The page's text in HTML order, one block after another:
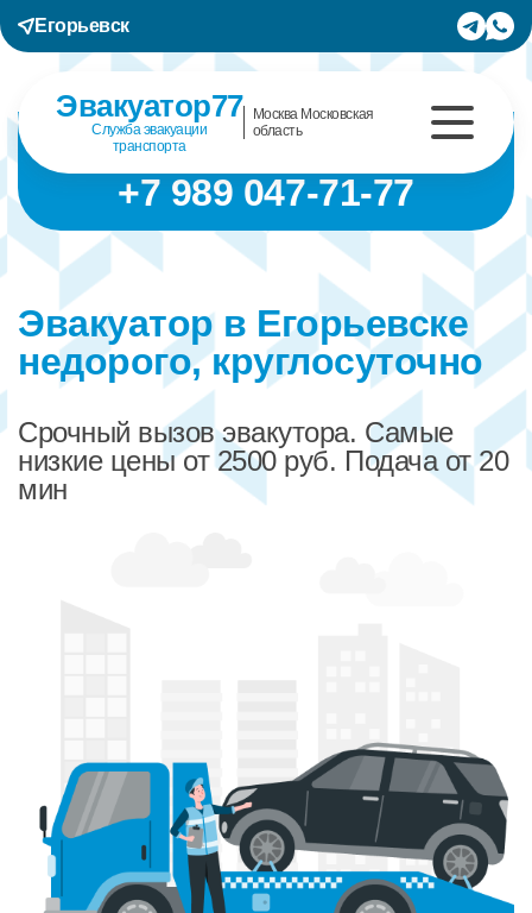
Егорьевск
Эвакуатор77
Служба эвакуации
транспорта
Москва Московская
область
+7 989 047-71-77
Эвакуатор в Егорьевске
недорого, круглосуточно
Срочный вызов эвакутора. Самые
низкие цены от 2500 руб. Подача от 20
мин